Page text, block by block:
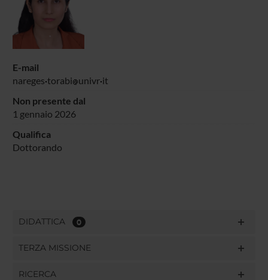
E-mail
nareges torabi univr it
Non presente dal
1 gennaio 2026
Qualifica
Dottorando
DIDATTICA 0
TERZA MISSIONE
RICERCA